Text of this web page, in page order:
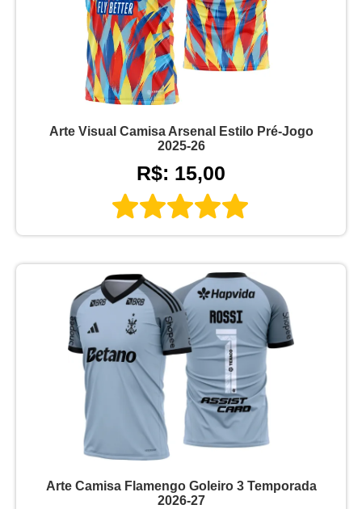
Arte Visual Camisa Arsenal Estilo Pré-Jogo
2025-26
R$: 15,00
Arte Camisa Flamengo Goleiro 3 Temporada
2026-27